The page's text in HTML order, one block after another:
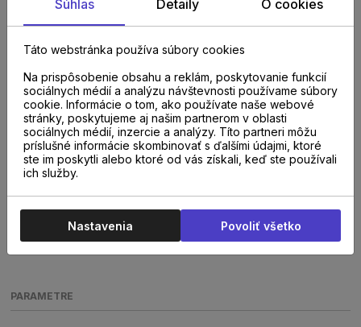
PARAMETRE
Súhlas Detaily O cookies
Táto webstránka používa súbory cookies
Na prispôsobenie obsahu a reklám, poskytovanie funkcií
sociálnych médií a analýzu návštevnosti používame súbory
cookie. Informácie o tom, ako používate naše webové
stránky, poskytujeme aj našim partnerom v oblasti
sociálnych médií, inzercie a analýzy. Títo partneri môžu
príslušné informácie skombinovať s ďalšími údajmi, ktoré
ste im poskytli alebo ktoré od vás získali, keď ste používali
ich služby.
Nastavenia Povoliť všetko